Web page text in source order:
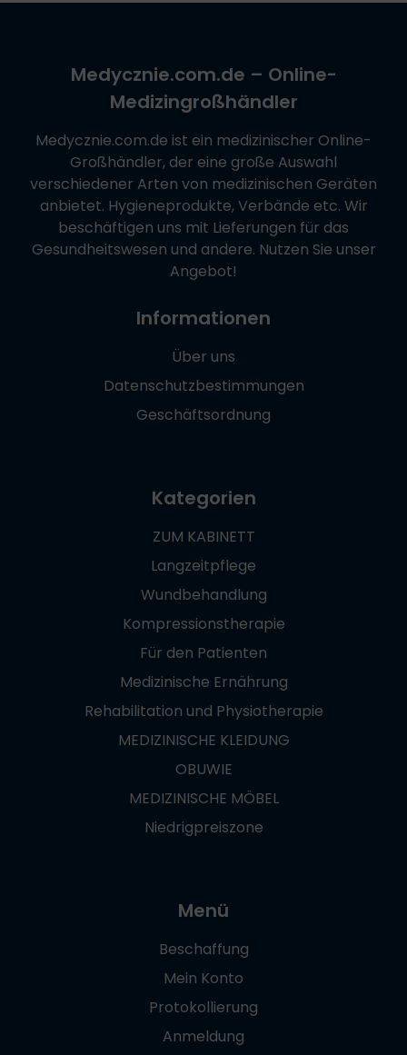
Medycznie.com.de – Online-
Medizingroßhändler
Medycznie.com.de ist ein medizinischer Online-
Großhändler, der eine große Auswahl
verschiedener Arten von medizinischen Geräten
anbietet. Hygieneprodukte, Verbände etc. Wir
beschäftigen uns mit Lieferungen für das
Gesundheitswesen und andere. Nutzen Sie unser
Angebot!
Informationen
Über uns
Datenschutzbestimmungen
Geschäftsordnung
Kategorien
ZUM KABINETT
Langzeitpflege
Wundbehandlung
Kompressionstherapie
Für den Patienten
Medizinische Ernährung
Rehabilitation und Physiotherapie
MEDIZINISCHE KLEIDUNG
OBUWIE
MEDIZINISCHE MÖBEL
Niedrigpreiszone
Menü
Beschaffung
Mein Konto
Protokollierung
Anmeldung